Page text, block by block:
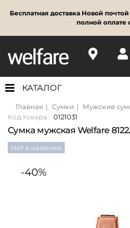
Бесплатная доставка Новой
полной оплате
КАТАЛОГ
Главная Сумки Мужские
Код товара: 0121031
Сумка мужская Welfare
Нет в наличии
-40%